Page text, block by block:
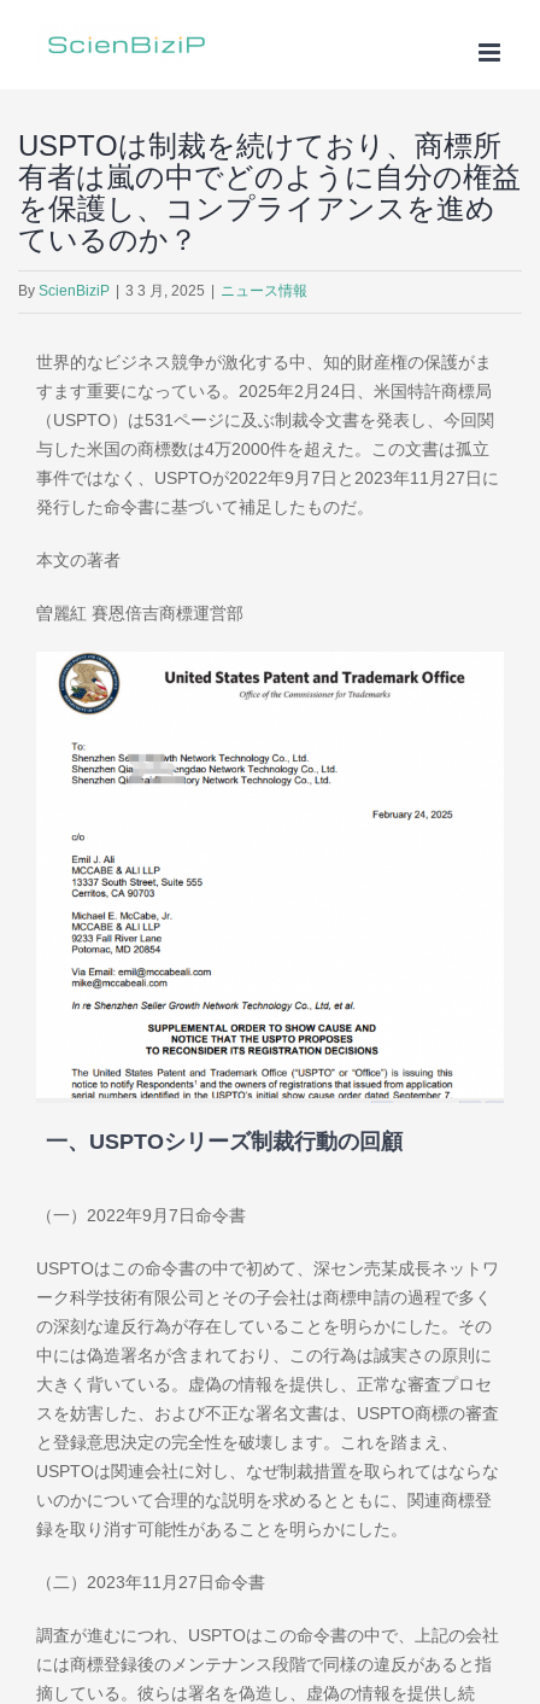
USPTOは制裁を続けており、商標所
有者は嵐の中でどのように自分の権益
を保護し、コンプライアンスを進め
ているのか？
By ScienBiziP 3 3 月, 2025 ニュース情報
世界的なビジネス競争が激化する中、知的財産権の保護がま
すます重要になっている。2025年2月24日、米国特許商標局
（USPTO）は531ページに及ぶ制裁令文書を発表し、今回関
与した米国の商標数は4万2000件を超えた。この文書は孤立
事件ではなく、USPTOが2022年9月7日と2023年11月27日に
発行した命令書に基づいて補足したものだ。
本文の著者
曽麗紅 賽恩倍吉商標運営部
一、USPTOシリーズ制裁行動の回顧
（一）2022年9月7日命令書
USPTOはこの命令書の中で初めて、深セン売某成長ネットワ
ーク科学技術有限公司とその子会社は商標申請の過程で多く
の深刻な違反行為が存在していることを明らかにした。その
中には偽造署名が含まれており、この行為は誠実さの原則に
大きく背いている。虚偽の情報を提供し、正常な審査プロセ
スを妨害した、および不正な署名文書は、USPTO商標の審査
と登録意思決定の完全性を破壊します。これを踏まえ、
USPTOは関連会社に対し、なぜ制裁措置を取られてはならな
いのかについて合理的な説明を求めるとともに、関連商標登
録を取り消す可能性があることを明らかにした。
（二）2023年11月27日命令書
調査が進むにつれ、USPTOはこの命令書の中で、上記の会社
には商標登録後のメンテナンス段階で同様の違反があると指
摘している。彼らは署名を偽造し、虚偽の情報を提供し続